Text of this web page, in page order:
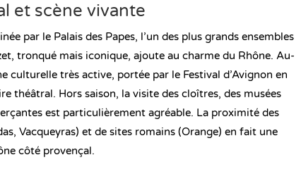
et scène vivante
par le Palais des Papes, l’un des plus grands ensembles
tronqué mais iconique, ajoute au charme du Rhône. Au-
culturelle très active, portée par le Festival d’Avignon en
théâtral. Hors saison, la visite des cloîtres, des musées
est particulièrement agréable. La proximité des
Vacqueyras) et de sites romains (Orange) en fait une
côté provençal.